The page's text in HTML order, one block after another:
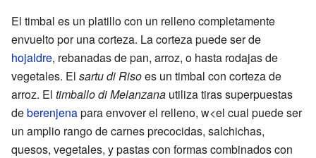
El timbal es un platillo con un relleno completamente
envuelto por una corteza. La corteza puede ser de
hojaldre, rebanadas de pan, arroz, o hasta rodajas de
vegetales. El sartu di Risoes un timbal con corteza de
arroz. El timballo di Melanzana utiliza tiras superpuestas
deberenjenapara envover el relleno, w<el cual puede ser
un amplio rango de carnes precocidas, salchichas,
quesos, vegetales, y pastas con formas combinados con